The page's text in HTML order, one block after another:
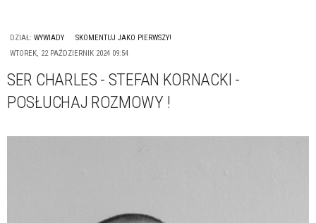
DZIAŁ: WYWIADY
SKOMENTUJ JAKO PIERWSZY!
WTOREK, 22 PAŹDZIERNIK 2024 09:54
SER CHARLES - STEFAN KORNACKI -
POSŁUCHAJ ROZMOWY !